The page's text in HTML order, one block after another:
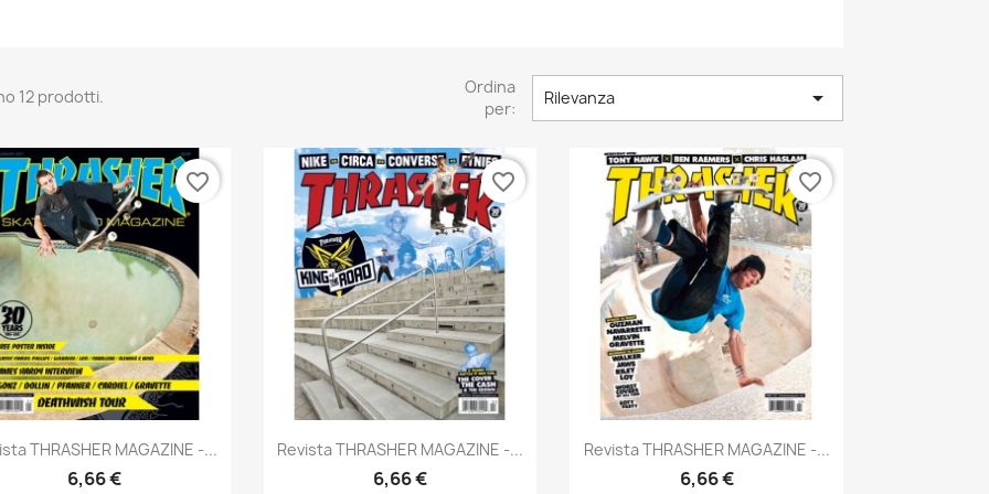
12 prodotti.
Ordina
per:
Rilevanza 
Anteprima
THRASHER MAGAZINE -...
6,66 €
favorite_border
Anteprima
Revista THRASHER MAGAZINE -...
6,66 €
favorite_border
Anteprima
Revista THRASHER MAGAZINE -...
6,66 €
favorite_border